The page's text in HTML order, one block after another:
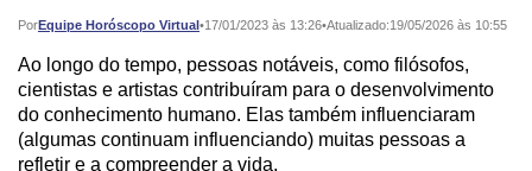
PorEquipe Horóscopo Virtual•
Publicado: 17/01/2023 às 13:26•Atualizado:19/05/2026 às 10:55
Ao longo do tempo, pessoas notáveis, como filósofos,
cientistas e artistas contribuíram para o desenvolvimento
do conhecimento humano. Elas também influenciaram
(algumas continuam influenciando) muitas pessoas a
refletir e a compreender a vida.